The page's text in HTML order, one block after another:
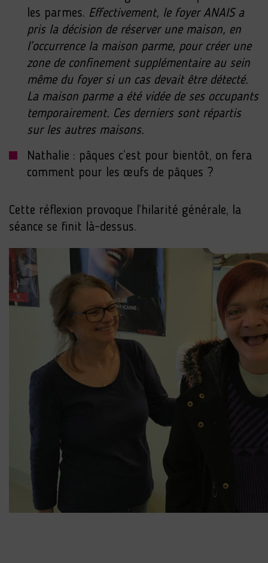
les parmes. Effectivement, le foyer ANAIS a
pris la décision de réserver une maison, en
l’occurrence la maison parme, pour créer une
zone de confinement supplémentaire au sein
même du foyer si un cas devait être détecté.
La maison parme a été vidée de ses occupants
temporairement. Ces derniers sont répartis
sur les autres maisons.
Nathalie : pâques c’est pour bientôt, on fera
comment pour les œufs de pâques ?
Cette réflexion provoque l’hilarité générale, la
séance se finit là-dessus.